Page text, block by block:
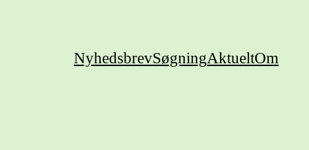
NyhedsbrevSøgningAktueltOm